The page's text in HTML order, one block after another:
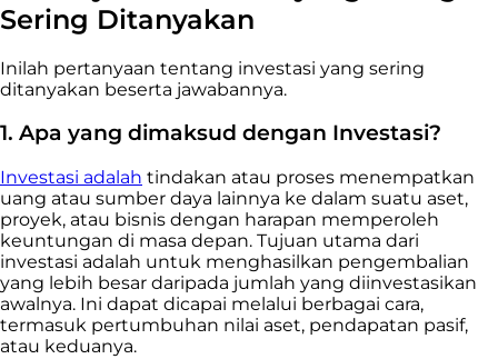
Sering Ditanyakan
Inilah pertanyaan tentang investasi yang sering
ditanyakan beserta jawabannya.
1. Apa yang dimaksud dengan Investasi?
Investasi adalah tindakan atau proses menempatkan
uang atau sumber daya lainnya ke dalam suatu aset,
proyek, atau bisnis dengan harapan memperoleh
keuntungan di masa depan. Tujuan utama dari
investasi adalah untuk menghasilkan pengembalian
yang lebih besar daripada jumlah yang diinvestasikan
awalnya. Ini dapat dicapai melalui berbagai cara,
termasuk pertumbuhan nilai aset, pendapatan pasif,
atau keduanya.